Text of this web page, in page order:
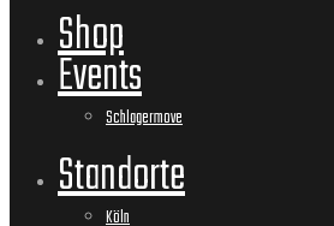
Shop
Events
Schlagermove
Standorte
Köln